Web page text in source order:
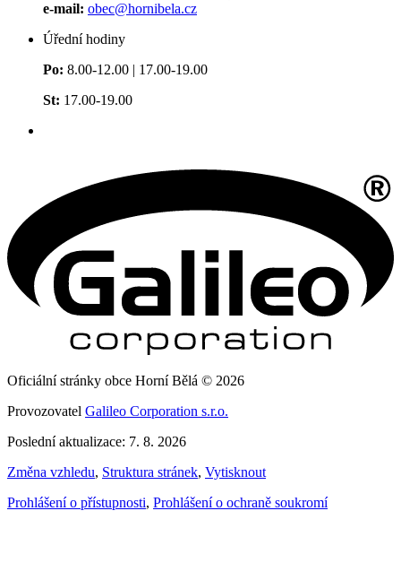
e-mail: obec@hornibela.cz
Úřední hodiny
Po: 8.00-12.00 | 17.00-19.00
St: 17.00-19.00
Oficiální stránky obce Horní Bělá © 2026
Provozovatel Galileo Corporation s.r.o.
Poslední aktualizace: 7. 8. 2026
Změna vzhledu, Struktura stránek, Vytisknout
Prohlášení o přístupnosti, Prohlášení o ochraně soukromí